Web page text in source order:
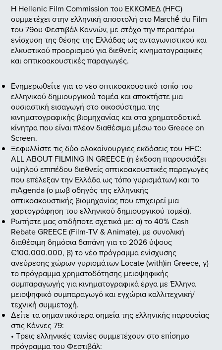
Η Hellenic Film Commission του ΕΚΚΟΜΕΔ (HFC)
συμμετέχει στην ελληνική αποστολή στο Marché du Film
του 79ου Φεστιβάλ Καννών, με στόχο την περαιτέρω
ενίσχυση της θέσης της Ελλάδας ως ανταγωνιστικού και
ελκυστικού προορισμού για διεθνείς κινηματογραφικές
και οπτικοακουστικές παραγωγές.
Ενημερωθείτε για το νέο οπτικοακουστικό τοπίο του
ελληνικού δημιουργικού τομέα και αποκτήστε μια
ουσιαστική εισαγωγή στο οικοσύστημα της
κινηματογραφικής βιομηχανίας και στα χρηματοδοτικά
κίνητρα που είναι πλέον διαθέσιμα μέσω του Greece on
Screen.
Ξεφυλλίστε τις δύο ολοκαίνουργιες εκδόσεις του HFC:
ALL ABOUT FILMING IN GREECE (η έκδοση παρουσιάζει
υψηλού επιπέδου διεθνείς οπτικοακουστικές παραγωγές
που επέλεξαν την Ελλάδα ως τόπο γυρισμάτων) και το
mAgenda (ο μωβ οδηγός της ελληνικής
οπτικοακουστικής βιομηχανίας που επιχειρεί μια
χαρτογράφηση του ελληνικού δημιουργικού τομέα).
Ρωτήστε μας οτιδήποτε σχετικά με: α) το 40% Cash
Rebate GREECE (Film-TV & Animate), με συνολική
διαθέσιμη δημόσια δαπάνη για το 2026 ύψους
€100.000.000, β) το νέο πρόγραμμα ενίσχυσης
ανεύρεσης χώρων γυρισμάτων Locate (with)in Greece, γ)
το πρόγραμμα χρηματοδότησης μειοψηφικής
συμπαραγωγής για κινηματογραφικά έργα με Έλληνα
μειοψηφικό συμπαραγωγό και εγχώρια καλλιτεχνική/
τεχνική συμμετοχή.
Δείτε τα σημαντικότερα σημεία της ελληνικής παρουσίας
στις Κάννες 79:
• Τρεις ελληνικές ταινίες συμμετέχουν στο επίσημο
πρόγραμμα του Φεστιβάλ: